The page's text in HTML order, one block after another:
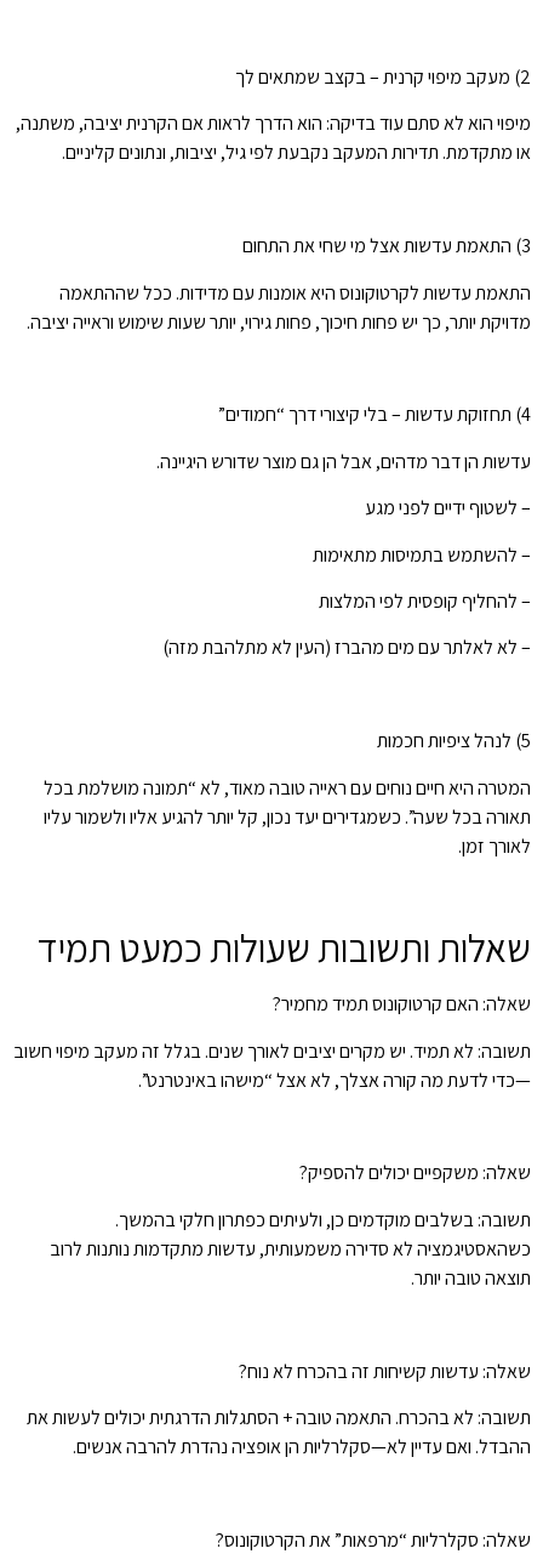
2) מעקב מיפוי קרנית – בקצב שמתאים לך
מיפוי הוא לא סתם עוד בדיקה: הוא הדרך לראות אם הקרנית יציבה, משתנה,
או מתקדמת. תדירות המעקב נקבעת לפי גיל, יציבות, ונתונים קליניים.
3) התאמת עדשות אצל מי שחי את התחום
התאמת עדשות לקרטוקונוס היא אומנות עם מדידות. ככל שההתאמה
מדויקת יותר, כך יש פחות חיכוך, פחות גירוי, יותר שעות שימוש וראייה יציבה.
4) תחזוקת עדשות – בלי קיצורי דרך “חמודים”
עדשות הן דבר מדהים, אבל הן גם מוצר שדורש היגיינה.
– לשטוף ידיים לפני מגע
– להשתמש בתמיסות מתאימות
– להחליף קופסית לפי המלצות
– לא לאלתר עם מים מהברז (העין לא מתלהבת מזה)
5) לנהל ציפיות חכמות
המטרה היא חיים נוחים עם ראייה טובה מאוד, לא “תמונה מושלמת בכל
תאורה בכל שעה”. כשמגדירים יעד נכון, קל יותר להגיע אליו ולשמור עליו
לאורך זמן.
שאלות ותשובות שעולות כמעט תמיד
שאלה: האם קרטוקונוס תמיד מחמיר?
תשובה: לא תמיד. יש מקרים יציבים לאורך שנים. בגלל זה מעקב מיפוי חשוב
—כדי לדעת מה קורה אצלך, לא אצל “מישהו באינטרנט”.
שאלה: משקפיים יכולים להספיק?
תשובה: בשלבים מוקדמים כן, ולעיתים כפתרון חלקי בהמשך.
כשהאסטיגמציה לא סדירה משמעותית, עדשות מתקדמות נותנות לרוב
תוצאה טובה יותר.
שאלה: עדשות קשיחות זה בהכרח לא נוח?
תשובה: לא בהכרח. התאמה טובה + הסתגלות הדרגתית יכולים לעשות את
ההבדל. ואם עדיין לא—סקלרליות הן אופציה נהדרת להרבה אנשים.
שאלה: סקלרליות “מרפאות” את הקרטוקונוס?